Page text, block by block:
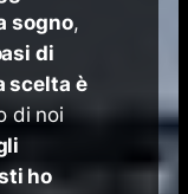
sogno,
di
scelta è
di noi
ho